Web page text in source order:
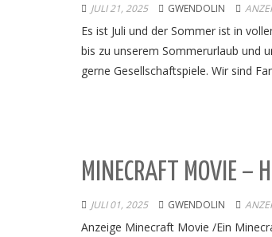
JULI 21, 2025 GWENDOLIN
Es ist Juli und der Sommer ist in
bis zu unserem Sommerurlaub und
gerne Gesellschaftspiele. Wir sind
MINECRAFT MOVIE –
JULI 01, 2025 GWENDOLIN
Anzeige Minecraft Movie /Ein